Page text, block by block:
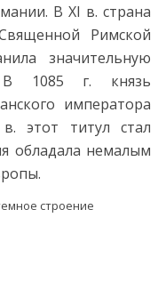
В XI в. страна
Римской
значительную
В 1085 г. князь
императора
этот титул стал
обладала немалым